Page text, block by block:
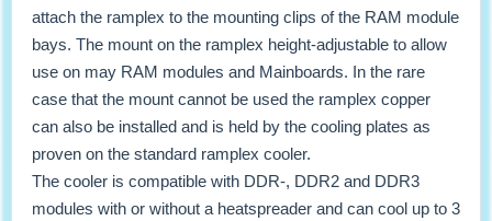
attach the ramplex to the mounting clips of the RAM module
bays. The mount on the ramplex height-adjustable to allow
use on may RAM modules and Mainboards. In the rare
case that the mount cannot be used the ramplex copper
can also be installed and is held by the cooling plates as
proven on the standard ramplex cooler.
The cooler is compatible with DDR-, DDR2 and DDR3
modules with or without a heatspreader and can cool up to 3